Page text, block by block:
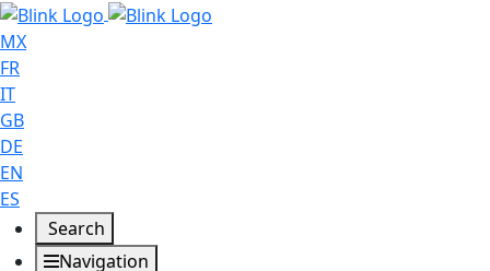
MX
FR
IT
GB
DE
EN
ES
Search
Navigation